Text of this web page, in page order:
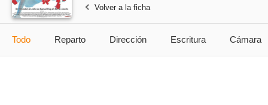
Volver a la ficha
Todo Reparto Dirección Escritura Cámara